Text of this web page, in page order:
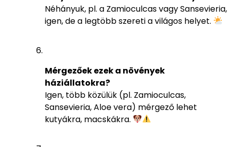
Néhányuk, pl. a Zamioculcas vagy Sansevieria,
igen, de a legtöbb szereti a világos helyet.
Mérgezőek ezek a növények
háziállatokra?
Igen, több közülük (pl. Zamioculcas,
Sansevieria, Aloe vera) mérgező lehet
kutyákra, macskákra.